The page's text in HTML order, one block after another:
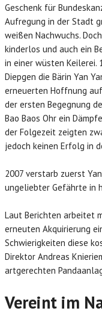
Geschenk für
Aufregung in der Stadt
weißen Nachwuchs.
kinderlos und auch ein
in einer wüsten Keilerei.
Diepgen die Bärin Yan
erneuerten Hoffnung
der ersten Begegnung
Bao Baos Ohr ein
der Folgezeit zeigten
jedoch keinen Erfolg in
2007 verstarb zuerst
ungeliebter Gefährte in
Laut Berichten arbeitet
erneuten Akquirierung
Schwierigkeiten diese
Direktor Andreas
artgerechten
Vereint im